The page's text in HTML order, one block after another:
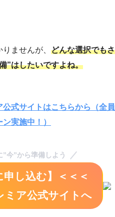
ませんが、 どんな選択でもさ
”はしたいですよね。
式サイトはこちらから（全員
実施中！）
今”から準備しよう
申し込む】＜＜＜
ア公式サイト へ